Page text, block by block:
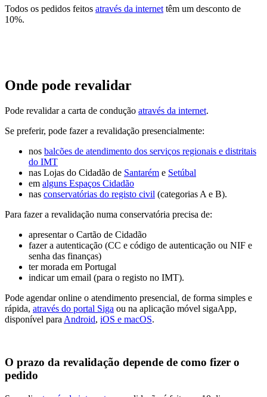
Todos os pedidos feitos através da internet têm um desconto de
10%.
Onde pode revalidar
Pode revalidar a carta de condução através da internet.
Se preferir, pode fazer a revalidação presencialmente:
nos balcões de atendimento dos serviços regionais e distritais
do IMT
nas Lojas do Cidadão de Santarém e Setúbal
em alguns Espaços Cidadão
nas conservatórias do registo civil (categorias A e B).
Para fazer a revalidação numa conservatória precisa de:
apresentar o Cartão de Cidadão
fazer a autenticação (CC e código de autenticação ou NIF e
senha das finanças)
ter morada em Portugal
indicar um email (para o registo no IMT).
Pode agendar online o atendimento presencial, de forma simples e
rápida, através do portal Siga ou na aplicação móvel sigaApp,
disponível para Android, iOS e macOS.
O prazo da revalidação depende de como fizer o
pedido